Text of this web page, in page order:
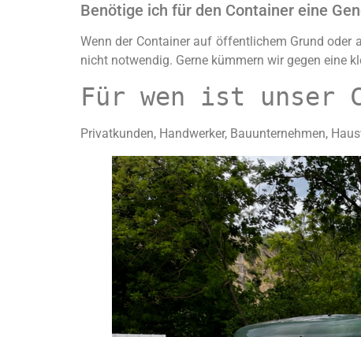
Benötige ich für den Container eine
Wenn der Container auf öffentlichem Grund
nicht notwendig. Gerne kümmern wir gegen eine
Für wen ist unser
Privatkunden, Handwerker, Bauunternehmen,